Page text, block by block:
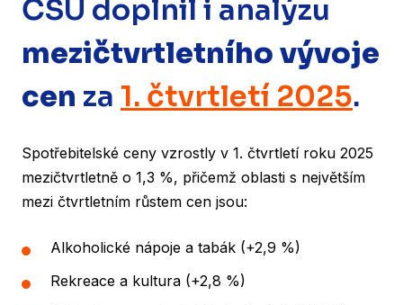
ČSÚ doplnil i analýzu
mezičtvrtletního vývoje
cen za 1. čtvrtletí 2025.
Spotřebitelské ceny vzrostly v 1. čtvrtletí roku 2025
mezičtvrtletně o 1,3 %, přičemž oblasti s největším
mezi čtvrtletním růstem cen jsou:
Alkoholické nápoje a tabák (+2,9 %)
Rekreace a kultura (+2,8 %)